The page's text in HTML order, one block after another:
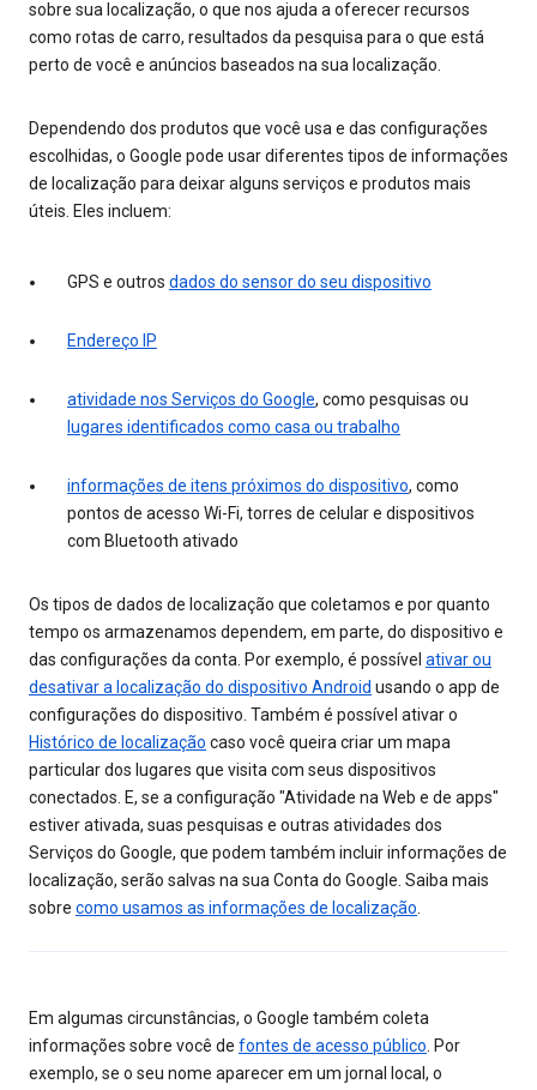
sobre sua localização, o que nos ajuda a oferecer recursos
como rotas de carro, resultados da pesquisa para o que está
perto de você e anúncios baseados na sua localização.
Dependendo dos produtos que você usa e das configurações
escolhidas, o Google pode usar diferentes tipos de informações
de localização para deixar alguns serviços e produtos mais
úteis. Eles incluem:
GPS e outros dados do sensor do seu dispositivo
Endereço IP
atividade nos Serviços do Google, como pesquisas ou
lugares identificados como casa ou trabalho
informações de itens próximos do dispositivo, como
pontos de acesso Wi-Fi, torres de celular e dispositivos
com Bluetooth ativado
Os tipos de dados de localização que coletamos e por quanto
tempo os armazenamos dependem, em parte, do dispositivo e
das configurações da conta. Por exemplo, é possível ativar ou
desativar a localização do dispositivo Android usando o app de
configurações do dispositivo. Também é possível ativar o
Histórico de localização caso você queira criar um mapa
particular dos lugares que visita com seus dispositivos
conectados. E, se a configuração "Atividade na Web e de apps"
estiver ativada, suas pesquisas e outras atividades dos
Serviços do Google, que podem também incluir informações de
localização, serão salvas na sua Conta do Google. Saiba mais
sobre como usamos as informações de localização.
Em algumas circunstâncias, o Google também coleta
informações sobre você de fontes de acesso público. Por
exemplo, se o seu nome aparecer em um jornal local, o